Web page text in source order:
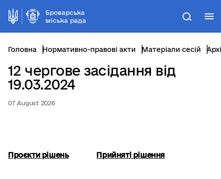
Броварська
міська рада
Пошук
Головна Нормативно-правові акти Матеріали сесій
12 чергове засідання від
19.03.2024
07 August 2026
Проєкти рішень Прийняті рішення